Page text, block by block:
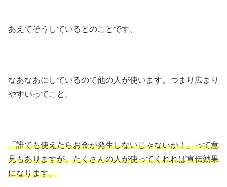
あえてそうしているとのことです。
なあなあにしているので他の人が使います。つまり広まり
やすいってこと。
「誰でも使えたらお金が発生しないじゃないか！」って意
見もありますが、たくさんの人が使ってくれれば宣伝効果
になります。